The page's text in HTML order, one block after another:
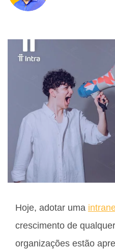
Hoje, adotar uma
crescimento de
organizações estão